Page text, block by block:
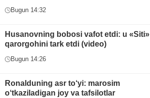
Bugun 14:32
Husanovning bobosi vafot etdi: u «Siti»
qarorgohini tark etdi (video)
Bugun 14:26
Ronalduning asr to‘yi: marosim
o‘tkaziladigan joy va tafsilotlar